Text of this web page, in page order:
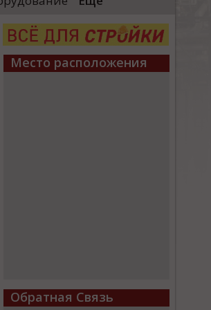
после
высокоскоростных
...
Место расположения
Обратная Связь